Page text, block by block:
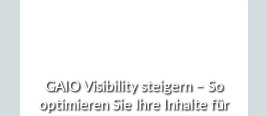
GAIO Visibility steigern – So
optimieren Sie Ihre Inhalte für